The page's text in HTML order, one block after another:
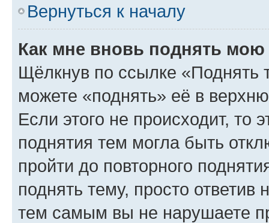
Вернуться к началу
Как мне вновь поднять мою
Щёлкнув по ссылке «Поднять
можете «поднять» её в
Если этого не происходит, то
поднятия тем могла быть
пройти до повторного
поднять тему, просто ответив
тем самым вы не нарушаете